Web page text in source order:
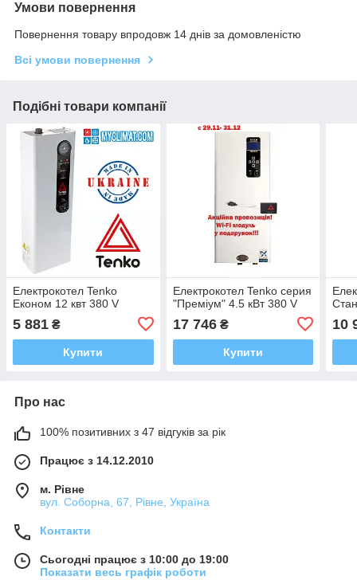
Умови повернення
Повернення товару впродовж 14 днів за домовленістю
Всі умови повернення
Подібні товари компанії
Електрокотел Tenko
Економ 12 квт 380 V
5 881 ₴
Купити
Електрокотел Tenko серия
"Преміум" 4.5 кВт 380 V
17 746₴
Купити
10
Про нас
100% позитивних з 47 відгуків за рік
Працює з 14.12.2010
м. Рівне
вул. Соборна, 67, Рівне, Україна
Контакти
Сьогодні працює з 10:00 до 19:00
Показати весь графік роботи